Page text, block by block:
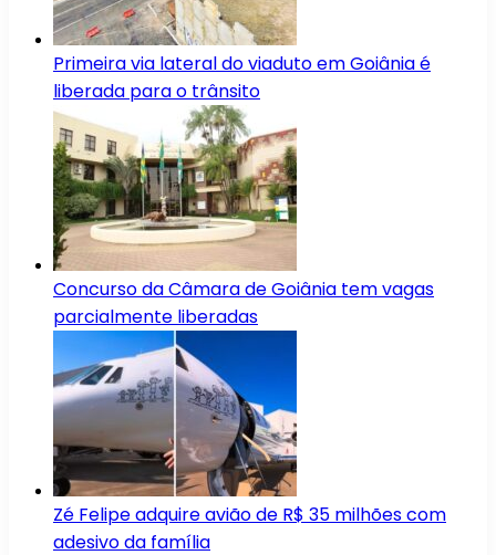
Primeira via lateral do viaduto em Goiânia é
liberada para o trânsito
Concurso da Câmara de Goiânia tem vagas
parcialmente liberadas
Zé Felipe adquire avião de R$ 35 milhões com
adesivo da família